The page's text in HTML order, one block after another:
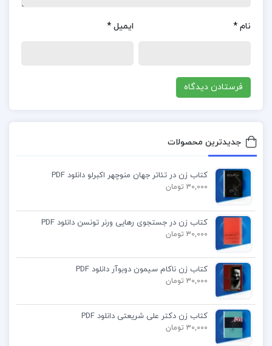
حسابداری میانه یک علی باغبانی
کتاب پیشنهادی
کتاب برادر خوانده ها جان گریشام
کتاب بهداشت روان آرمان کیوان نیا
نام * ایمیل *
جدیدترین محصولات
کتاب زن در تئاتر جهان منوچهر اکبرلو دانلود PDF
30,000 تومان
کتاب زن در جستجوی رهایی ورنر تونسن دانلود PDF
30,000 تومان
کتاب زن ناکام سیمون دوبوآر دانلود PDF
30,000 تومان
کتاب زن دکتر علی شریعتی دانلود PDF
30,000 تومان